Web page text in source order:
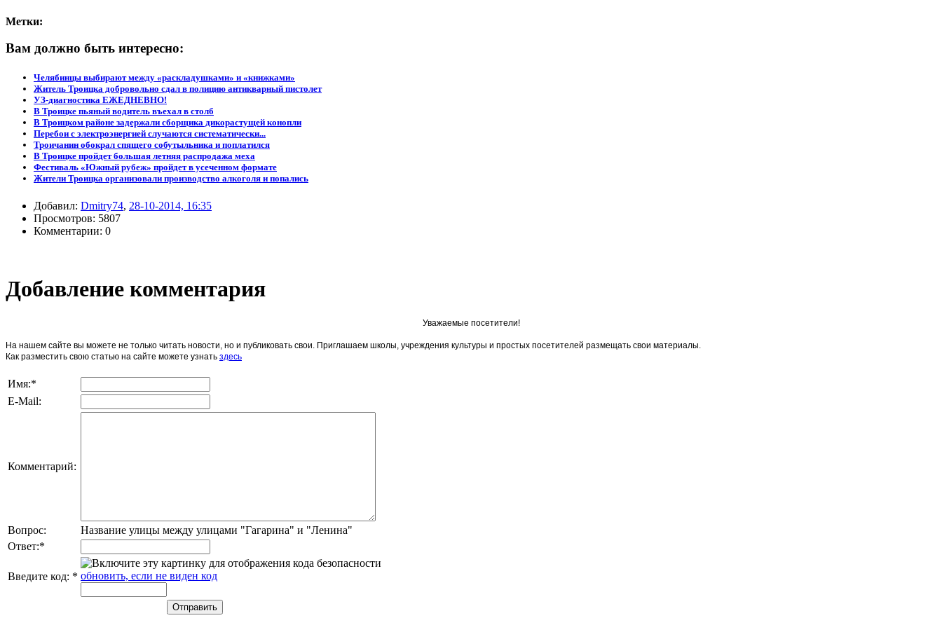
Метки:
Вам должно быть интересно:
Челябинцы выбирают между «раскладушками» и «книжками»
Житель Троицка добровольно сдал в полицию антикварный пистолет
УЗ-диагностика ЕЖЕДНЕВНО!
В Троицке пьяный водитель въехал в столб
В Троицком районе задержали сборщика дикорастущей конопли
Перебои с электроэнергией случаются систематически...
Троичанин обокрал спящего собутыльника и поплатился
В Троицке пройдет большая летняя распродажа меха
Фестиваль «Южный рубеж» пройдет в усеченном формате
Жители Троицка организовали производство алкоголя и попались
Добавил: Dmitry74, 28-10-2014, 16:35
Просмотров: 5807
Комментарии: 0
Добавление комментария
Уважаемые посетители!
На нашем сайте вы можете не только читать новости, но и публиковать свои. Приглашаем школы, учреждения культуры и простых посетителей размещать свои материалы.
Как разместить свою статью на сайте можете узнать здесь
Имя:*
E-Mail:
Комментарий:
Вопрос:
Название улицы между улицами "Гагарина" и "Ленина"
Ответ:*
Введите код: * обновить, если не виден код